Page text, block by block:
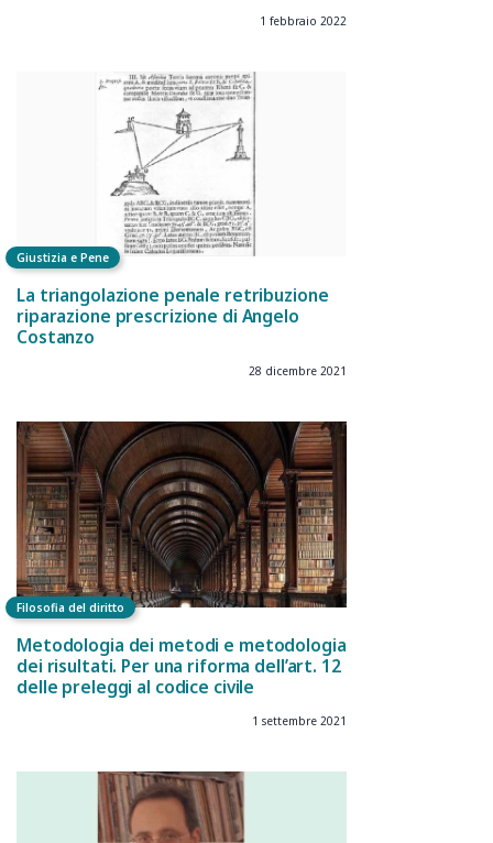
1 febbraio 2022
Giustizia e Pene
La triangolazione penale retribuzione
riparazione prescrizione di Angelo
Costanzo
28 dicembre 2021
Filosofia del diritto
Metodologia dei metodi e metodologia
dei risultati. Per una riforma dell’art. 12
delle preleggi al codice civile
1 settembre 2021